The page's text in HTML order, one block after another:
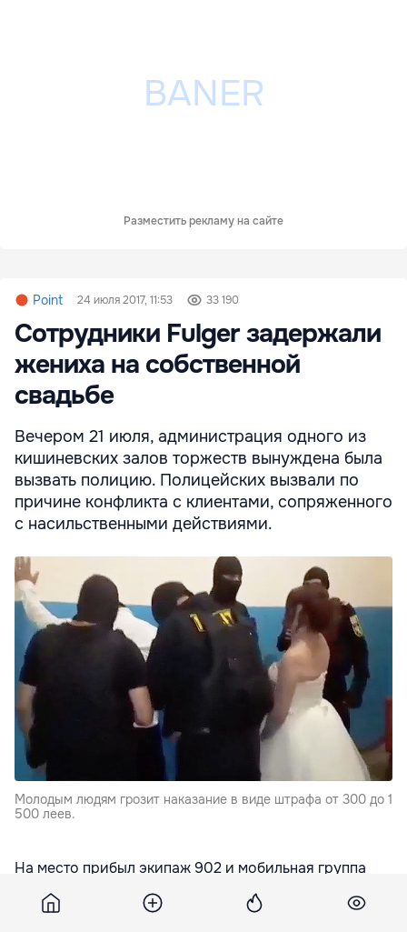
Разместить рекламу на сайте
Point 24 июля 2017, 11:53 33 190
Сотрудники Fulger задержали
жениха на собственной
свадьбе
Вечером 21 июля, администрация одного из
кишиневских залов торжеств вынуждена была
вызвать полицию. Полицейских вызвали по
причине конфликта с клиентами, сопряженного
с насильственными действиями.
Молодым людям грозит наказание в виде штрафа от 300 до 1
500 леев.
На место прибыл экипаж 902 и мобильная группа
полицейской бригады спецназначения Fulger.
Полицейские вынуждены были задержать троих